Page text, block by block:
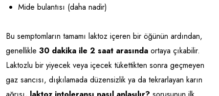
Mide bulantısı (daha nadir)
Bu semptomların tamamı laktoz içeren bir öğünün ardından,
genellikle 30 dakika ile 2 saat arasında ortaya çıkabilir.
Laktozlu bir yiyecek veya içecek tükettikten sonra geçmeyen
gaz sancısı, dışkılamada düzensizlik ya da tekrarlayan karın